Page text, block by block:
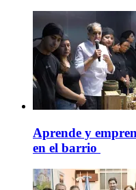
Aprende y
en el barrio